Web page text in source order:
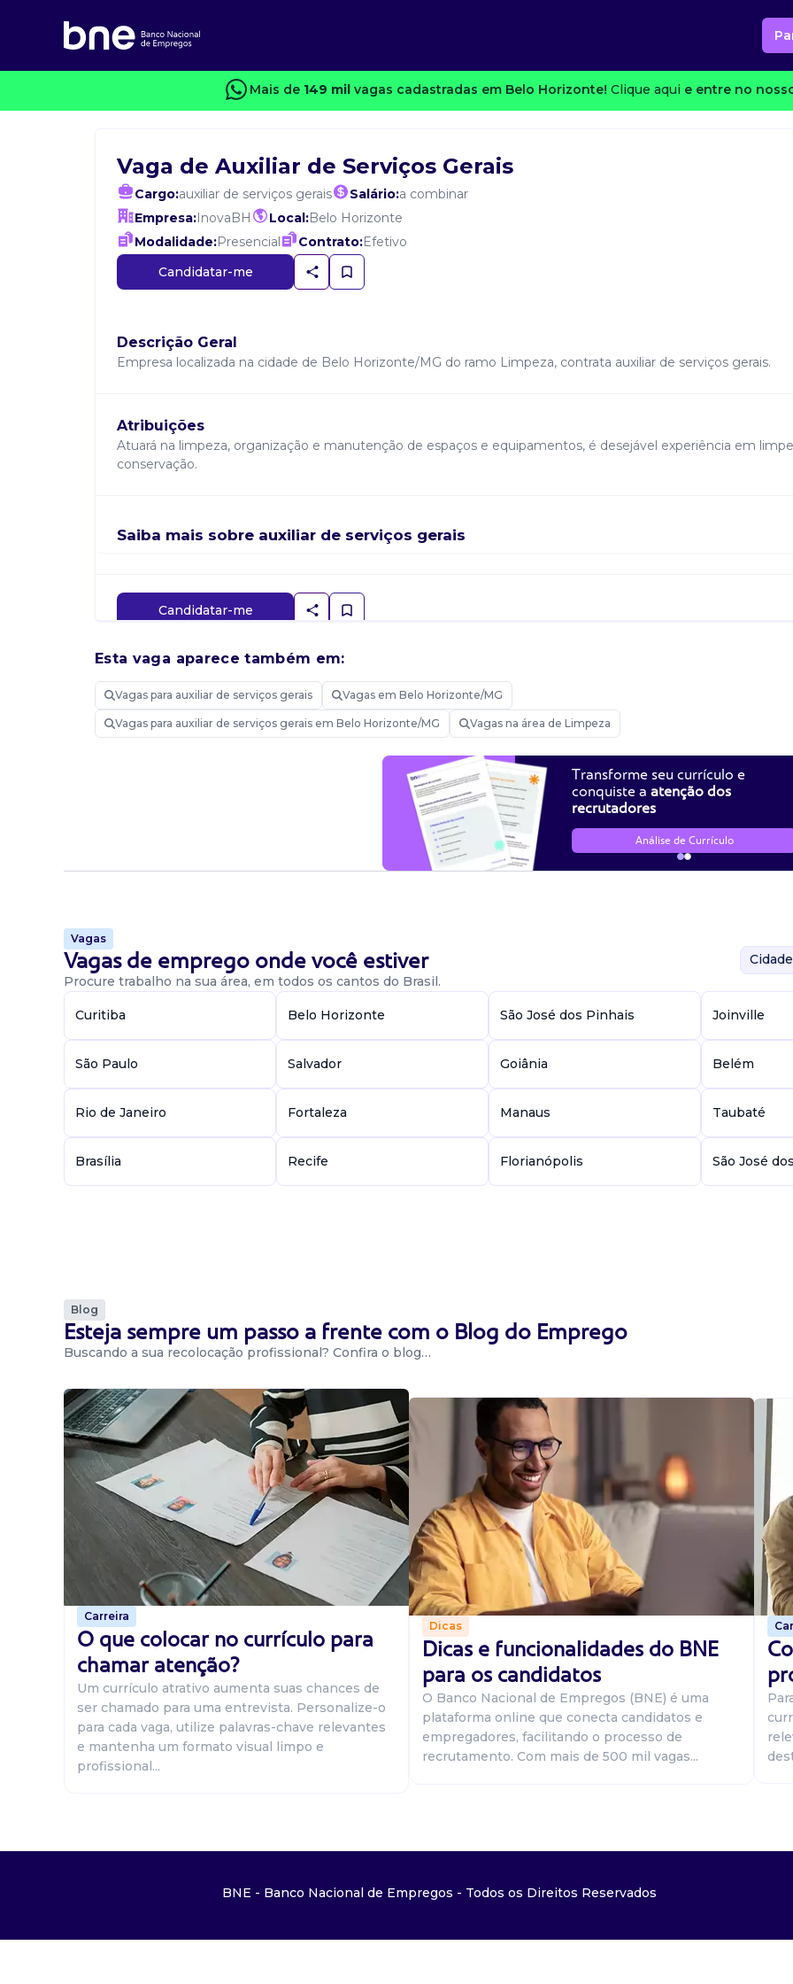
Mais de 149 mil vagas cadastradas em Belo Horizonte! Clique aqui e entre no
Vaga de Auxiliar de Serviços Gerais
Cargo:auxiliar de serviços gerais Salário:a combinar
Empresa:InovaBH Local:Belo Horizonte
Modalidade:Presencial Contrato:Efetivo
Candidatar-me
Descrição Geral
Empresa localizada na cidade de Belo Horizonte/MG do ramo Limpeza, contrata auxiliar de serviços gerais.
Atribuições
Atuará na limpeza, organização e manutenção de espaços e equipamentos, é desejável experiência em
conservação.
Saiba mais sobre auxiliar de serviços gerais
Candidatar-me
Esta vaga aparece também em:
Vagas para auxiliar de serviços gerais Vagas em Belo Horizonte/MG
Vagas para auxiliar de serviços gerais em Belo Horizonte/MG Vagas na área de Limpeza
Transforme seu currículo e
conquiste a atenção dos
recrutadores
Análise de Currículo
Vagas
Vagas de emprego onde você estiver
Procure trabalho na sua área, em todos os cantos do Brasil.
Curitiba Belo Horizonte São José dos Pinhais Joinville
São Paulo Salvador Goiânia Belém
Rio de Janeiro Fortaleza Manaus Taubaté
Brasília Recife Florianópolis São José
Blog
Esteja sempre um passo a frente com o Blog do Emprego
Buscando a sua recolocação profissional? Confira o blog…
Carreira
O que colocar no currículo para
chamar atenção?
Um currículo atrativo aumenta suas chances de
ser chamado para uma entrevista. Personalize-o
para cada vaga, utilize palavras-chave relevantes
e mantenha um formato visual limpo e
profissional...
Dicas
Dicas e funcionalidades do BNE
para os candidatos
O Banco Nacional de Empregos (BNE) é uma
plataforma online que conecta candidatos e
empregadores, facilitando o processo de
recrutamento. Com mais de 500 mil vagas...
BNE - Banco Nacional de Empregos - Todos os Direitos Reservados